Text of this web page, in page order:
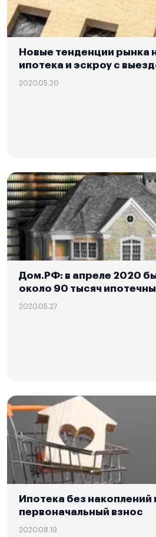
Новые тенденции рынка
ипотека и эскроу с
2020.05.20
Дом.РФ: в апреле 2020
около 90 тысяч
2020.05.27
Ипотека без накоплений
первоначальный взнос
2020.08.19